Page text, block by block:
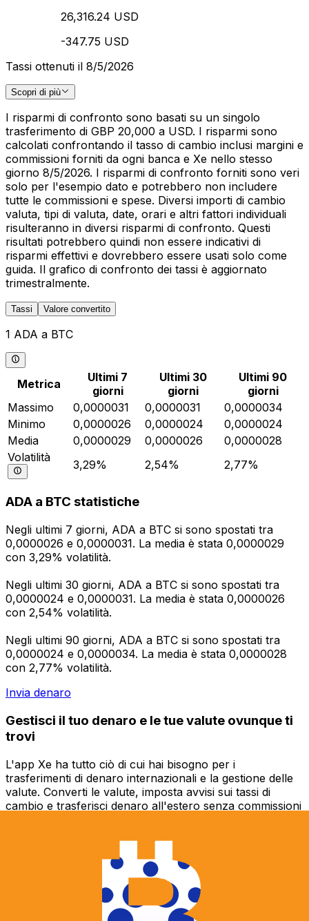
26,316.24 USD
-347.75 USD
Tassi ottenuti il 8/5/2026
Scopri di più
I risparmi di confronto sono basati su un singolo
trasferimento di GBP 20,000 a USD. I risparmi sono
calcolati confrontando il tasso di cambio inclusi margini e
commissioni forniti da ogni banca e Xe nello stesso
giorno 8/5/2026. I risparmi di confronto forniti sono veri
solo per l'esempio dato e potrebbero non includere
tutte le commissioni e spese. Diversi importi di cambio
valuta, tipi di valuta, date, orari e altri fattori individuali
risulteranno in diversi risparmi di confronto. Questi
risultati potrebbero quindi non essere indicativi di
risparmi effettivi e dovrebbero essere usati solo come
guida. Il grafico di confronto dei tassi è aggiornato
trimestralmente.
Tassi Valore convertito
1 ADA a BTC
Metrica
Ultimi 7
giorni
Ultimi 30
giorni
Ultimi 90
giorni
Massimo
0,0000031 0,0000031
0,0000034
Minimo
0,0000026 0,0000024
0,0000024
Media
0,0000029 0,0000026
0,0000028
Volatilità
3,29% 2,54% 2,77%
ADA a BTC statistiche
Negli ultimi 7 giorni, ADA a BTC si sono spostati tra
0,0000026 e 0,0000031. La media è stata 0,0000029
con 3,29% volatilità.
Negli ultimi 30 giorni, ADA a BTC si sono spostati tra
0,0000024 e 0,0000031. La media è stata 0,0000026
con 2,54% volatilità.
Negli ultimi 90 giorni, ADA a BTC si sono spostati tra
0,0000024 e 0,0000034. La media è stata 0,0000028
con 2,77% volatilità.
Invia denaro
Gestisci il tuo denaro e le tue valute ovunque ti
trovi
L'app Xe ha tutto ciò di cui hai bisogno per i
trasferimenti di denaro internazionali e la gestione delle
valute. Converti le valute, imposta avvisi sui tassi di
cambio e trasferisci denaro all'estero senza commissioni